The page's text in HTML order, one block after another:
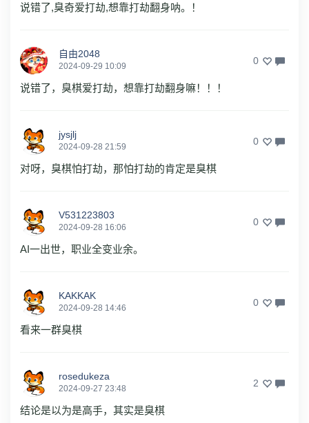
说错了,臭奇爱打劫,想靠打劫翻身呐。！
自由2048
2024-09-29 10:09 0
说错了，臭棋爱打劫，想靠打劫翻身嘛！！！
jysjlj
2024-09-28 21:59 0
对呀，臭棋怕打劫，那怕打劫的肯定是臭棋
V531223803
2024-09-28 16:06 0
AI一出世，职业全变业余。
KAKKAK
2024-09-28 14:46 0
看来一群臭棋
rosedukeza
2024-09-27 23:48 2
结论是以为是高手，其实是臭棋